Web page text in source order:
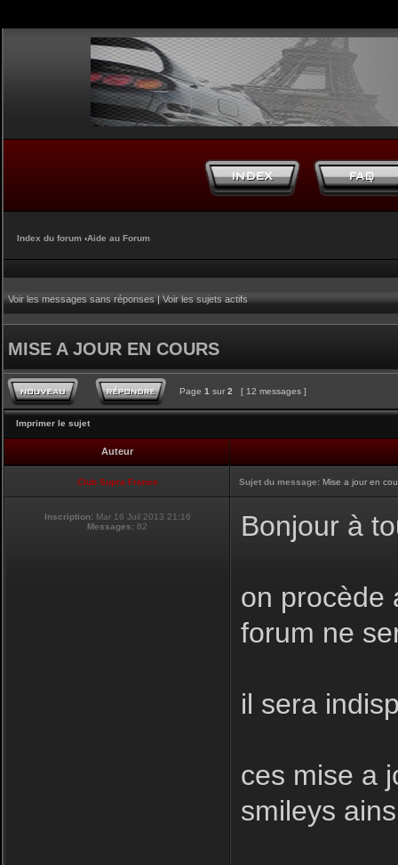
Index du forum ‹Aide au Forum
Voir les messages sans réponses|Voir les sujets actifs
MISE A JOUR EN COURS
Page 1 sur 2 [ 12 messages ]
Imprimer le sujet
Auteur
Club Supra France Sujet du message: Mise a jour en
Inscription: Mar 16 Juil 2013 21:16
Messages: 82 Bonjour à
on procède
forum ne
il sera
ces mise a
smileys